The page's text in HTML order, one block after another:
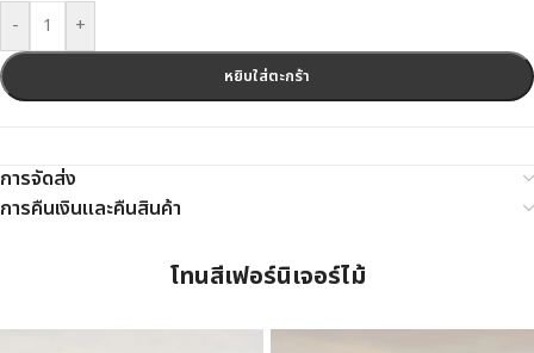
- +
หยิบใส่ตะกร้า
การจัดส่ง
การคืนเงินและคืนสินค้า
โทนสีเฟอร์นิเจอร์ไม้